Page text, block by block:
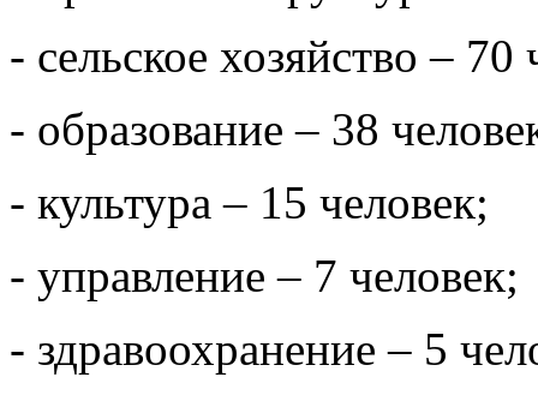
- сельское хозяйство – 70
- образование – 38
- культура – 15 человек;
- управление – 7 человек;
- здравоохранение – 5